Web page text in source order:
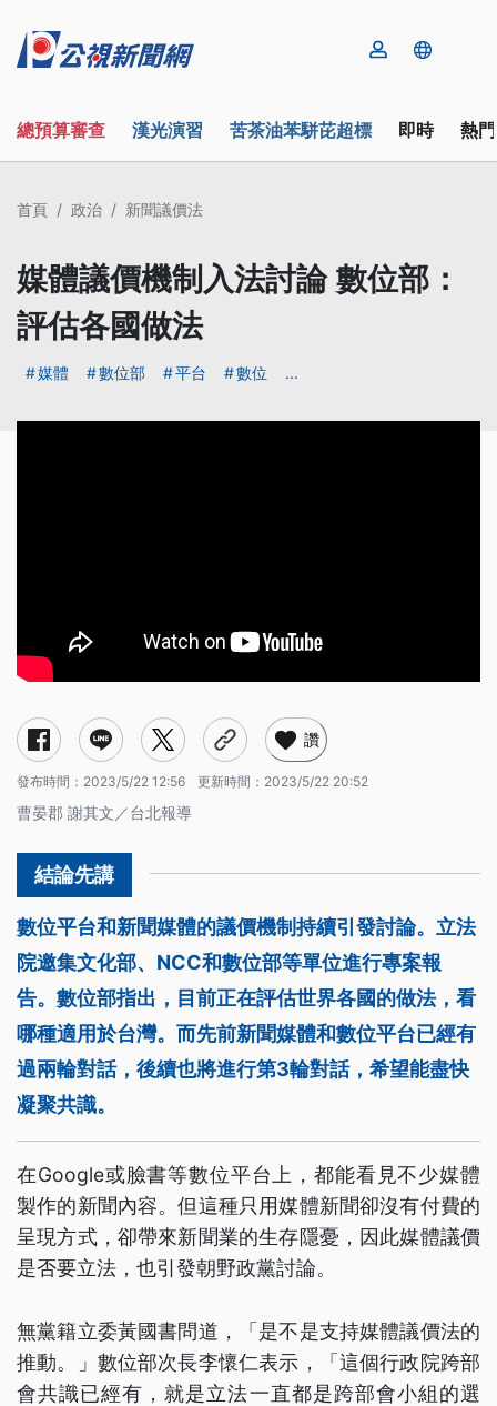
總預算審查 漢光演習 苦茶油苯駢芘超標 即時 熱
首頁 政治 新聞議價法
媒體議價機制入法討論 數位部：
評估各國做法
媒體 數位部 平台 數位 ...
讚
發布時間： 2023/5/22 12:56 更新時間： 2023/5/22 20:52
曹晏郡 謝其文／台北報導
數位平台和新聞媒體的議價機制持續引發討論。立法
院邀集文化部、NCC和數位部等單位進行專案報
告。數位部指出，目前正在評估世界各國的做法，看
哪種適用於台灣。而先前新聞媒體和數位平台已經有
過兩輪對話，後續也將進行第3輪對話，希望能盡快
凝聚共識。
在Google或臉書等數位平台上，都能看見不少媒體
製作的新聞內容。但這種只用媒體新聞卻沒有付費的
呈現方式，卻帶來新聞業的生存隱憂，因此媒體議價
是否要立法，也引發朝野政黨討論。
無黨籍立委黃國書問道，「是不是支持媒體議價法的
推動。」數位部次長李懷仁表示，「這個行政院跨部
會共識已經有，就是立法一直都是跨部會小組的選